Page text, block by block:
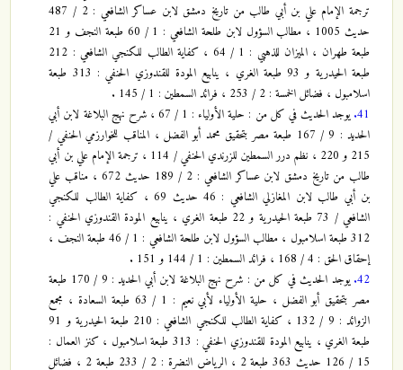
ترجمة الإمام علي بن أبي طالب من تاريخ دمشق لابن عساكر الشافعي : 2 / 487
حديث 1005 ، مطالب السؤول لابن طلحة الشافعي : 1 / 60 طبعة النجف و 21
طبعة طهران ، الميزان للذهبي : 1 / 64 ، كفاية الطالب للكنجي الشافعي : 212
طبعة الحيدرية و 93 طبعة الغري ، ينابيع المودة للقندوزي الحنفي : 313 طبعة
اسلامبول ، فضائل الخمسة : 2 / 253 ، فرائد السمطين : 1 / 145 .
41.
يوجد الحديث في كل من : حلية الأولياء : 1 / 67 ، شرح نهج البلاغة لابن أبي
الحديد : 9 / 167 طبعة مصر بتحقيق محمد أبو الفضل ، المناقب للخوارزمي الحنفي /
215 و 220 ، نظم درر السمطين للزرندي الحنفي / 114 ، ترجمة الإمام علي بن أبي
طالب من تاريخ دمشق لابن عساكر الشافعي : 2 / 189 حديث 672 ، مناقب علي
بن أبي طالب لابن المغازلي الشافعي : 46 حديث 69 ، كفاية الطالب للكنجي
الشافعي / 73 طبعة الحيدرية و 22 طبعة الغري ، ينابيع المودة القندوزي الحنفي :
312 طبعة اسلامبول ، مطالب السؤول لابن طلحة الشافعي : 1 / 46 طبعة النجف ،
إحقاق الحق : 4 / 168 ، فرائد السمطين : 1 / 144 و 151 .
42.
يوجد الحديث في كل من : شرح نهج البلاغة لابن أبي الحديد : 9 / 170 طبعة
مصر بتحقيق أبو الفضل ، حلية الأولياء لأبي نعيم : 1 / 63 طبعة السعادة ، مجمع
الزوائد : 9 / 132 ، كفاية الطالب للكنجي الشافعي : 210 طبعة الحيدرية و 91
طبعة الغري ، ينابيع المودة للقندوزي الحنفي : 313 طبعة اسلامبول ، كنز العمال :
15 / 126 حديث 363 طبعة 2 ، الرياض النضرة : 2 / 233 طبعة 2 ، فضائل